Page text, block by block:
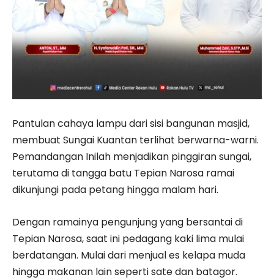
Pantulan cahaya lampu dari sisi bangunan masjid,
membuat Sungai Kuantan terlihat berwarna-warni.
Pemandangan Inilah menjadikan pinggiran sungai,
terutama di tangga batu Tepian Narosa ramai
dikunjungi pada petang hingga malam hari.
Dengan ramainya pengunjung yang bersantai di
Tepian Narosa, saat ini pedagang kaki lima mulai
berdatangan. Mulai dari menjual es kelapa muda
hingga makanan lain seperti sate dan batagor.